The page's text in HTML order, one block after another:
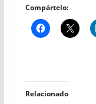
Compártelo:
Relacionado